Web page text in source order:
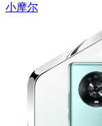
小摩尔